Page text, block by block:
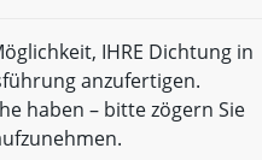
IHRE Dichtung in
anzufertigen.
haben – bitte zögern Sie